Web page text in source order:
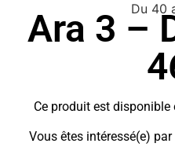
Du 40
Ara 3 –
Ce produit est
Vous êtes intéressé(e)